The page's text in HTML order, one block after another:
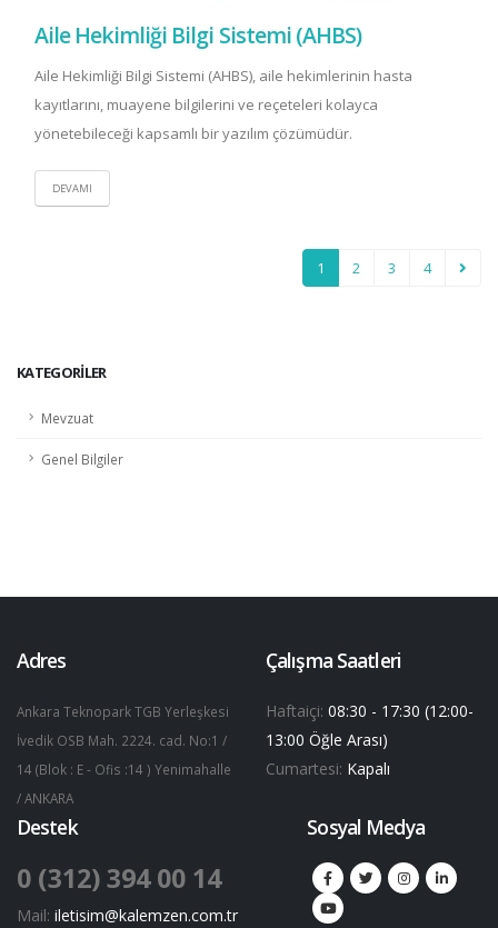
KATEGORILER
Mevzuat
Genel Bilgiler
Aile Hekimliği Bilgi Sistemi (AHBS)
Aile Hekimliği Bilgi Sistemi (AHBS), aile hekimlerinin hasta
kayıtlarını, muayene bilgilerini ve reçeteleri kolayca
yönetebileceği kapsamlı bir yazılım çözümüdür.
DEVAMI
1 2 3 4
Adres
Ankara Teknopark TGB Yerleşkesi
İvedik OSB Mah. 2224. cad. No:1 /
14 (Blok : E - Ofis :14 ) Yenimahalle
/ ANKARA
Çalışma Saatleri
Haftaiçi: 08:30 - 17:30 (12:00-
13:00 Öğle Arası)
Cumartesi: Kapalı
Destek
0 (312) 394 00 14
Mail: iletisim@kalemzen.com.tr
Sosyal Medya